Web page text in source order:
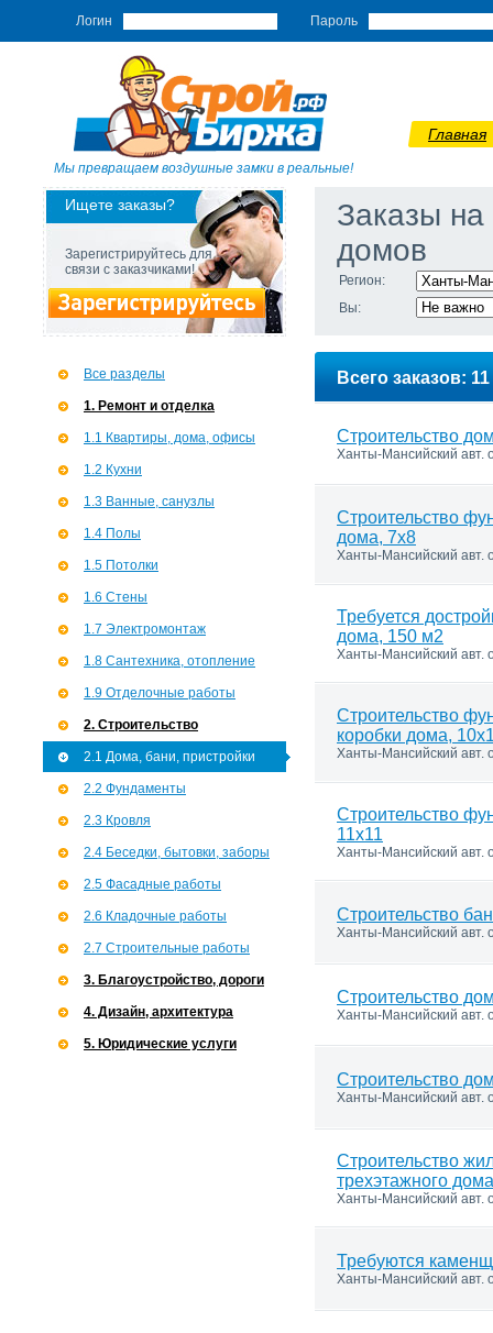
Логин Пароль
Мы превращаем воздушные замки в реальные!
Главная
Ищете заказы?
Зарегистрируйтесь для
связи с заказчиками!
Все разделы
1. Ремонт и отделка
1.1 Квартиры, дома, офисы
1.2 Кухни
1.3 Ванные, санузлы
1.4 Полы
1.5 Потолки
1.6 Стены
1.7 Э­лектромонтаж
1.8 Сантехника, отопление
1.9 Отделочные работы
2. Строительство
2.1 Дома, бани, пристройки
2.2 Фундаменты
2.3 Кровля
2.4 Беседки, бытовки, заборы
2.5 Фасадные работы
2.6 Кладочные работы
2.7 Строительные работы
3. Благоустройство, дороги
4. Дизайн, архитектура
5. Юридические услуги
Заказы на
домов
Регион:
Вы:
Всего заказов: 11
Строительство
Ханты-Мансийский авт.
Строительство
дома, 7х8
Ханты-Мансийский авт.
Требуется
дома, 150 м2
Ханты-Мансийский авт.
Строительство
коробки дома,
Ханты-Мансийский авт.
Строительство
11х11
Ханты-Мансийский авт.
Строительство
Ханты-Мансийский авт.
Строительство
Ханты-Мансийский авт.
Строительство
Ханты-Мансийский авт.
Строительство
трехэтажного дома
Ханты-Мансийский авт.
Требуются
Ханты-Мансийский авт.